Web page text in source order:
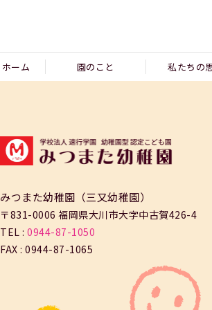
ホーム 園のこと 私たちの
みつまた幼稚園（三又幼稚園）
〒831-0006 福岡県大川市大字中古賀426-4
TEL : 0944-87-1050
FAX : 0944-87-1065